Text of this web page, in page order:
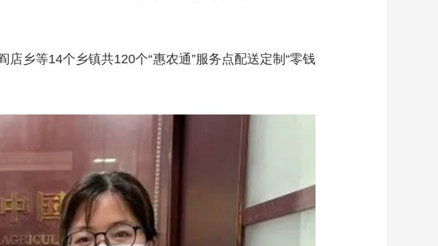
乡等14个乡镇共120个“惠农通”服务点配送定制“零钱